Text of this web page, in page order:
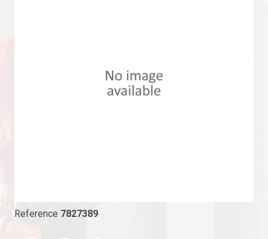
Reference 7827389